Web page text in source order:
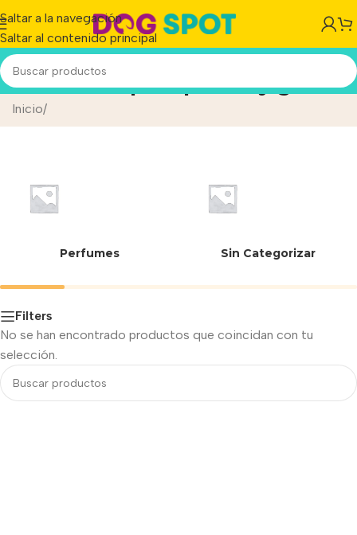
Saltar a la navegación
Saltar al contenido principal
Feromona para perros y gatos
Inicio/
Perfumes Sin Categorizar
Filters
No se han encontrado productos que coincidan con tu
selección.